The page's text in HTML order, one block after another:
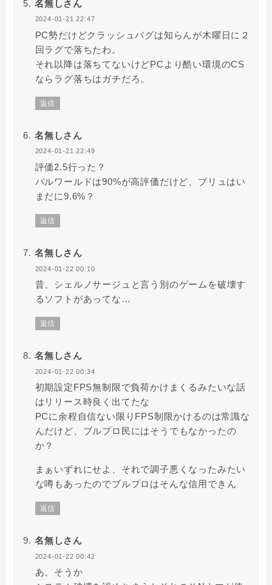
名無しさん
2024-01-21 22:47
PC勢だけどクラッシュバグは知らんが木曜日に２
回ラグで落ちたわ。
それ以降は落ちてないけどPCより酷い環境のCS
ならラグ落ちはガチだろ。
返信
名無しさん
2024-01-21 22:49
評価2.5行った？
パルワールドは90%が高評価だけど、ブリュはい
まだに9.6%？
返信
名無しさん
2024-01-22 00:10
昔、シェルノサージュと言う別のゲームを破壊す
るソフトがあってな…
返信
名無しさん
2024-01-22 00:34
初期設定FPS無制限で負荷かけまくるみたいな話
はリリース時良く出てたな
PCに余程自信ない限りFPS制限かけるのは常識な
んだけど、ブルプロ民にはそうでもなかったの
か？
まぁいずれにせよ、それで調子悪くなったみたい
な噂もあったのでブルプロはそんな信用できん
返信
名無しさん
2024-01-22 00:42
あ、そうか